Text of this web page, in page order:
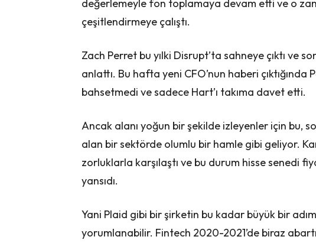
değerlemeyle fon toplamaya devam etti ve o
çeşitlendirmeye çalıştı.
Zach Perret bu yılki Disrupt’ta sahneye çıktı ve
anlattı. Bu hafta yeni CFO’nun haberi
bahsetmedi ve sadece Hart’ı takıma davet etti.
Ancak alanı yoğun bir şekilde izleyenler için bu,
alan bir sektörde olumlu bir hamle gibi geliyor.
zorluklarla karşılaştı ve bu durum hisse senedi
yansıdı.
Yani Plaid gibi bir şirketin bu kadar büyük bir
yorumlanabilir. Fintech 2020-2021’de biraz